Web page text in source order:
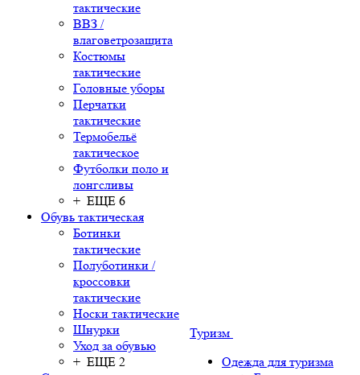
тактические
ВВЗ /
влаговетрозащита
Костюмы
тактические
Головные уборы
Перчатки
тактические
Термобельё
тактическое
Футболки поло и
лонгсливы
+ ЕЩЕ 6
Обувь тактическая
Ботинки
тактические
Полуботинки /
кроссовки
тактические
Носки тактические
Шнурки
Уход за обувью
+ ЕЩЕ 2
Туризм
Одежда для туризма